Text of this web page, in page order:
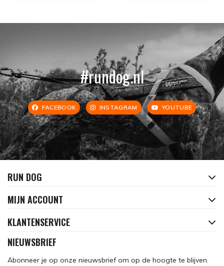
#rundog.nl
FACEBOOK INSTAGRAM YOUTUBE
RUN DOG
MIJN ACCOUNT
KLANTENSERVICE
NIEUWSBRIEF
Abonneer je op onze nieuwsbrief om op de hoogte te blijven.